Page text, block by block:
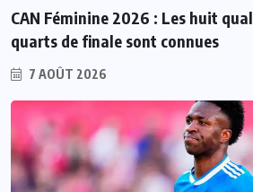
CAN Féminine 2026 : Les huit
quarts de finale sont connues
7 AOÛT 2026